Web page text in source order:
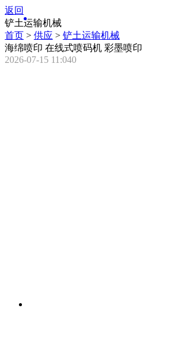
返回
铲土运输机械
首页 > 供应 > 铲土运输机械
海绵喷印 在线式喷码机 彩墨喷印
2026-07-15 11:040